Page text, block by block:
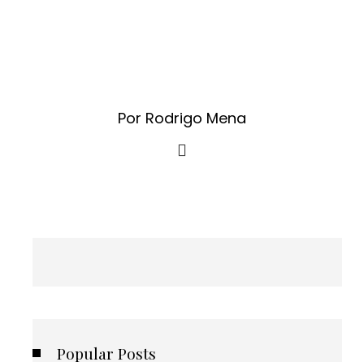
Por Rodrigo Mena
Popular Posts